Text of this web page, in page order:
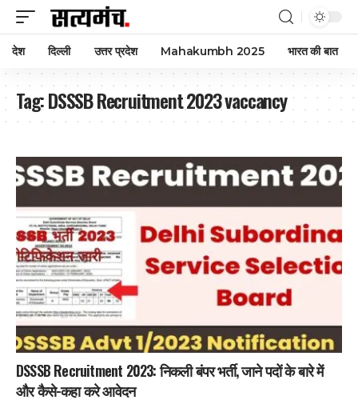
देश दिल्ली उत्तर प्रदेश Mahakumbh 2025 भारत की बात
Tag:DSSSB Recruitment 2023 vaccancy
DSSSB Recruitment 2023: निकली बंपर भर्ती, जाने पदों के बारे में
और कैसे-कहा करे आवेदन